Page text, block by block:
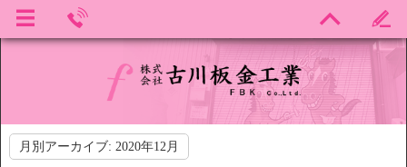
月別アーカイブ: 2020年12月